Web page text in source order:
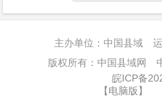
主办单位：中国县域
版权所有：中国县域网
皖ICP备
【电脑版】